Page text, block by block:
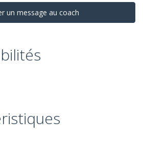
un message au coach